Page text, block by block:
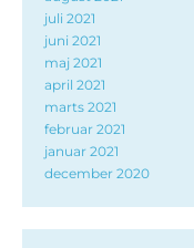
juli 2021
juni 2021
maj 2021
april 2021
marts 2021
februar 2021
januar 2021
december 2020